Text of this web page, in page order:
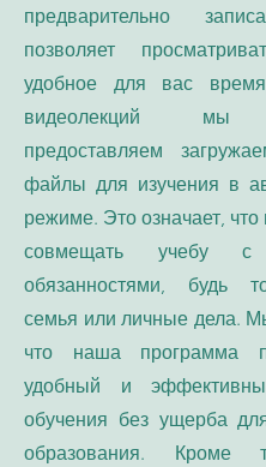
предварительно
позволяет
удобное для вас
видеолекций мы
предоставляем
файлы для изучения в
режиме. Это означает,
совмещать учебу с
обязанностями, будь
семья или личные дела.
что наша программа
удобный и
обучения без ущерба
образования. Кроме